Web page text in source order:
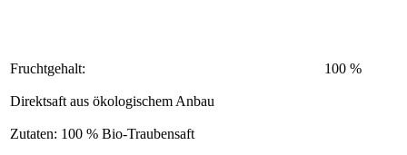
Fruchtgehalt: 100 %
Direktsaft aus ökologischem Anbau
Zutaten: 100 % Bio-Traubensaft